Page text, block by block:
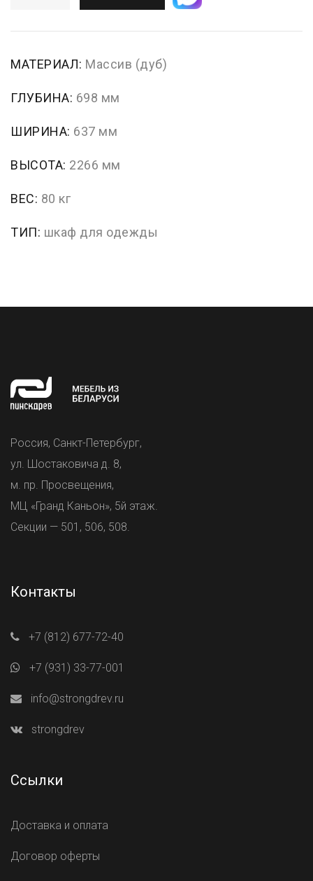
МАТЕРИАЛ: Массив (дуб)
ГЛУБИНА: 698 мм
ШИРИНА: 637 мм
ВЫСОТА: 2266 мм
ВЕС: 80 кг
ТИП: шкаф для одежды
Россия, Санкт-Петербург,
ул. Шостаковича д. 8,
м. пр. Просвещения,
МЦ «Гранд Каньон», 5й этаж.
Секции — 501, 506, 508.
Контакты
+7 (812) 677-72-40
+7 (931) 33-77-001
info@strongdrev.ru
strongdrev
Ссылки
Доставка и оплата
Договор оферты